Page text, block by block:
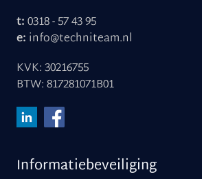
t:0318 - 57 43 95
e: info@techniteam.nl
KVK: 30216755
BTW: 817281071B01
Informatiebeveiliging